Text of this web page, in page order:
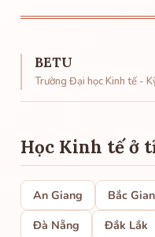
BETU
Trường Đại học Kinh tế -
Học Kinh tế ở
An Giang Bắc
Đà Nẵng
Đắk Lắk